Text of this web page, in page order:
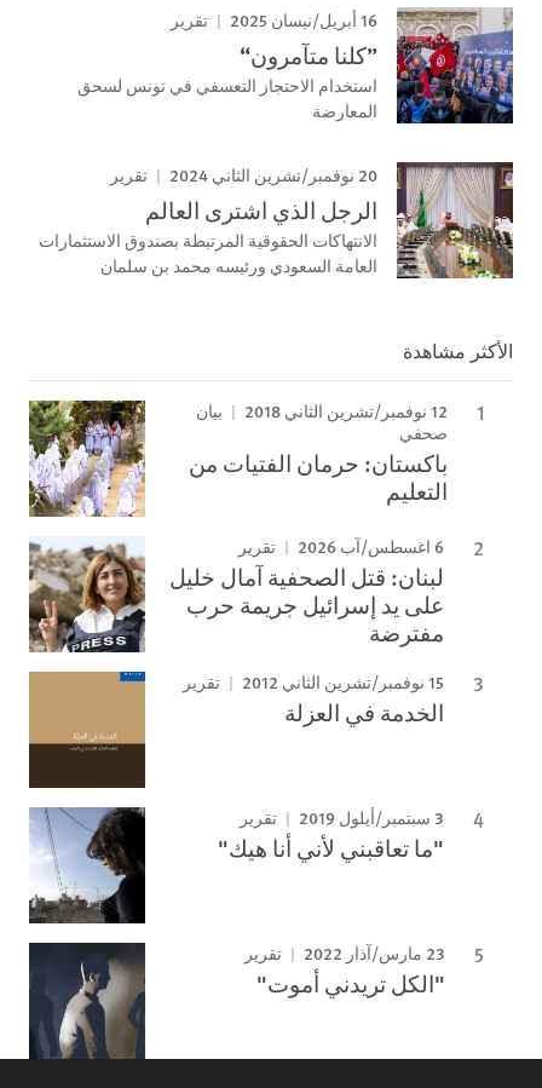
16 أبريل/نيسان 2025 تقرير
”كلنا متآمرون“
استخدام الاحتجاز التعسفي في تونس لسحق
المعارضة
20 نوفمبر/تشرين الثاني 2024 تقرير
الرجل الذي اشترى العالم
الانتهاكات الحقوقية المرتبطة بصندوق الاستثمارات
العامة السعودي ورئيسه محمد بن سلمان
الأكثر مشاهدة
12 نوفمبر/تشرين الثاني 2018
بيان
صحفي
باكستان: حرمان الفتيات من
التعليم
6 اغسطس/آب 2026 تقرير
لبنان: قتل الصحفية آمال خليل
على يد إسرائيل جريمة حرب
مفترضة
15 نوفمبر/تشرين الثاني 2012 تقرير
الخدمة في العزلة
3 سبتمبر/أيلول 2019 تقرير
"ما تعاقبني لأني أنا هيك"
23 مارس/آذار 2022 تقرير
"الكل تريدني أموت"